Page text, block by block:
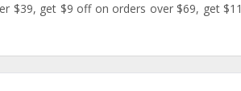
$39, get $9 off on orders over $69, get $11